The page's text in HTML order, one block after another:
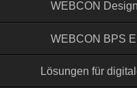
WEBCON
WEBCON BPS
Lösungen für